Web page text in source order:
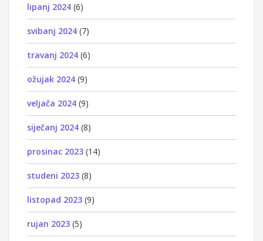
lipanj 2024 (6)
svibanj 2024 (7)
travanj 2024 (6)
ožujak 2024 (9)
veljača 2024 (9)
siječanj 2024 (8)
prosinac 2023 (14)
studeni 2023 (8)
listopad 2023 (9)
rujan 2023 (5)